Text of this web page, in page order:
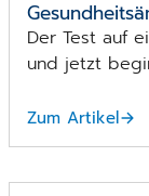
Der Test auf
und jetzt
Zum Artikel